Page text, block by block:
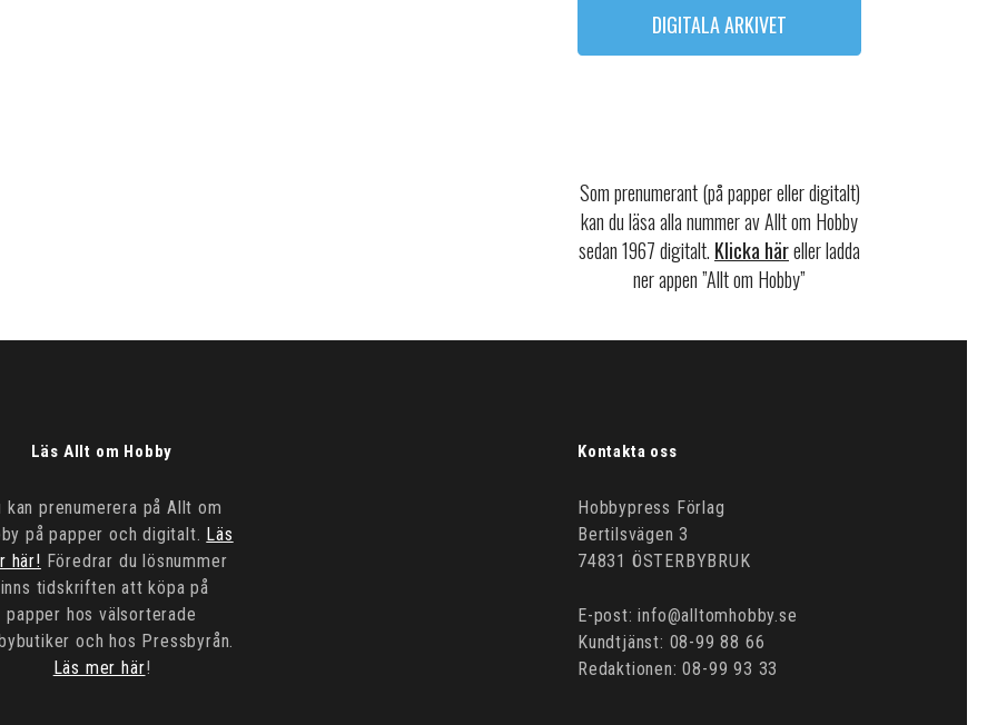
DIGITALA ARKIVET
Som prenumerant (på papper eller digitalt)
kan du läsa alla nummer av Allt om Hobby
sedan 1967 digitalt. Klicka häreller ladda
ner appen ”Allt om Hobby”
Läs Allt om Hobby
kan prenumerera på Allt om
på papper och digitalt. Läs
här! Föredrar du lösnummer
tidskriften att köpa på
papper hos välsorterade
och hos Pressbyrån.
Läs mer här!
Kontakta oss
Hobbypress Förlag
Bertilsvägen 3
74831 ÖSTERBYBRUK
E-post: info@alltomhobby.se
Kundtjänst: 08-99 88 66
Redaktionen: 08-99 93 33